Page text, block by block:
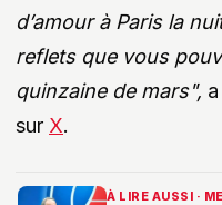
d’amour à Paris la
reflets que vous
quinzaine de mars",
sur X.
À LIRE AUSSI ·